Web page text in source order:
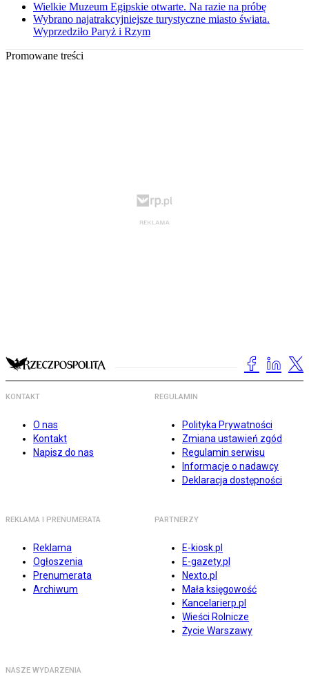
Wielkie Muzeum Egipskie otwarte. Na razie na próbę
Wybrano najatrakcyjniejsze turystyczne miasto świata.
Wyprzedziło Paryż i Rzym
Promowane treści
KONTAKT
O nas
Kontakt
Napisz do nas
REGULAMIN
Polityka Prywatności
Zmiana ustawień zgód
Regulamin serwisu
Informacje o nadawcy
Deklaracja dostępności
REKLAMA I PRENUMERATA
Reklama
Ogłoszenia
Prenumerata
Archiwum
PARTNERZY
E-kiosk.pl
E-gazety.pl
Nexto.pl
Mała księgowość
Kancelarierp.pl
Wieści Rolnicze
Życie Warszawy
NASZE WYDARZENIA